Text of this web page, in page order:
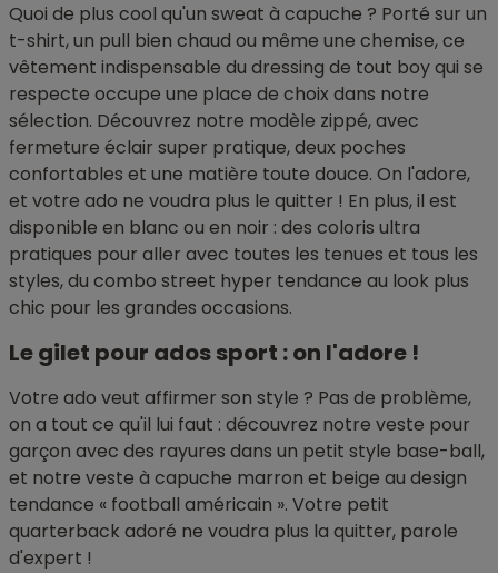
Quoi de plus cool qu'un sweat à capuche ? Porté sur un
t-shirt, un pull bien chaud ou même une chemise, ce
vêtement indispensable du dressing de tout boy qui se
respecte occupe une place de choix dans notre
sélection. Découvrez notre modèle zippé, avec
fermeture éclair super pratique, deux poches
confortables et une matière toute douce. On l'adore,
et votre ado ne voudra plus le quitter ! En plus, il est
disponible en blanc ou en noir : des coloris ultra
pratiques pour aller avec toutes les tenues et tous les
styles, du combo street hyper tendance au look plus
chic pour les grandes occasions.
Le gilet pour ados sport : on l'adore !
Votre ado veut affirmer son style ? Pas de problème,
on a tout ce qu'il lui faut : découvrez notre veste pour
garçon avec des rayures dans un petit style base-ball,
et notre veste à capuche marron et beige au design
tendance « football américain ». Votre petit
quarterback adoré ne voudra plus la quitter, parole
d'expert !